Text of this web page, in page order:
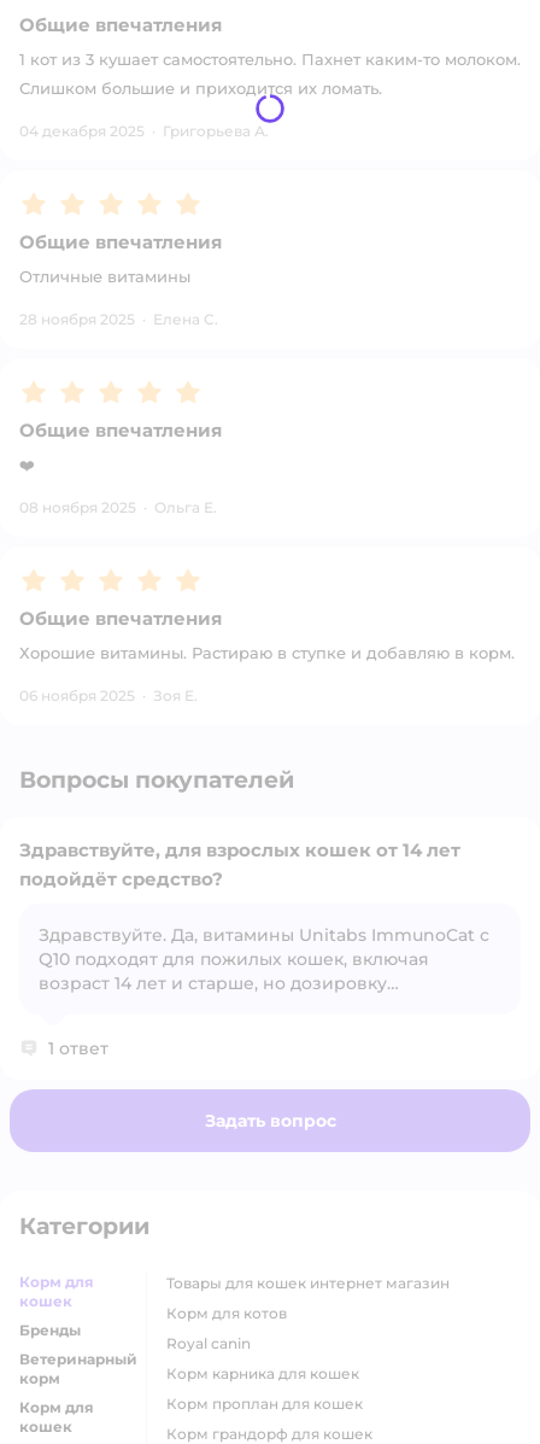
Общие впечатления
1 кот из 3 кушает самостоятельно. Пахнет каким-то молоком.
Слишком большие и приходится их ломать.
04 декабря 2025 · Григорьева А.
Рейтинг:5
Общие впечатления
Отличные витамины
28 ноября 2025 · Елена С.
Рейтинг:5
Общие впечатления
❤️
08 ноября 2025 · Ольга Е.
Рейтинг:5
Общие впечатления
Хорошие витамины. Растираю в ступке и добавляю в корм.
06 ноября 2025 · Зоя Е.
Вопросы покупателей
Открыть вопрос
Здравствуйте, для взрослых кошек от 14 лет
подойдёт средство?
Здравствуйте. Да, витамины Unitabs ImmunoCat с
Q10 подходят для пожилых кошек, включая
возраст 14 лет и старше, но дозировку
предназначен для взрослых и пожилых
старших питомцев требуется индивидуальная
корректировка.
1 ответ
Задать вопрос
Категории
Корм для
кошек
Бренды
Ветеринарный
корм
Корм для
кошек
товары для кошек интернет магазин
корм для котов
royal canin
корм карника для кошек
корм проплан для кошек
корм грандорф для кошек